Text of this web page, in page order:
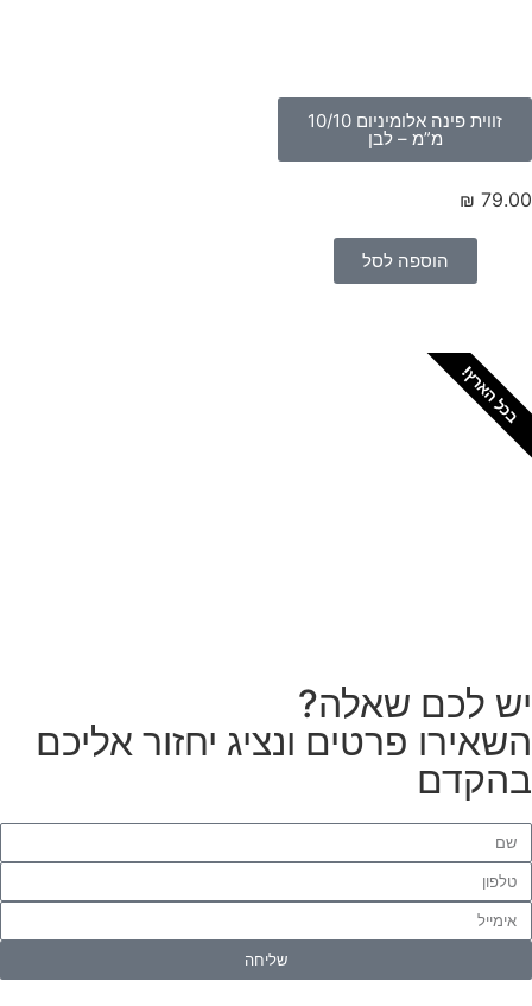
זווית פינה אלומיניום 10/10
מ”מ – לבן
₪
הוספה לסל
הארץ!
לכם שאלה?
פרטים ונציג יחזור אליכם
שליחה